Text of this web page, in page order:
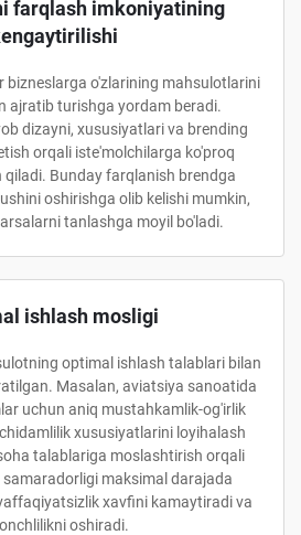
farqlash imkoniyatining
bizneslarga o'zlarining mahsulotlarini
ajratib turishga yordam beradi.
dizayni, xususiyatlari va brending
orqali iste'molchilarga ko'proq
qiladi. Bunday farqlanish brendga
oshirishga olib kelishi mumkin,
tanlashga moyil bo'ladi.
ishlash mosligi
optimal ishlash talablari bilan
Masalan, aviatsiya sanoatida
uchun aniq mustahkamlik-og'irlik
xususiyatlarini loyihalash
talablariga moslashtirish orqali
maksimal darajada
xavfini kamaytiradi va
oshiradi.